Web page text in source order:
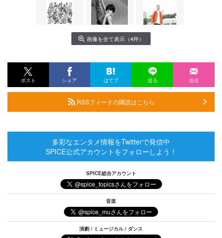
画像を全て表示（4件）
ポスト シェア はてブ 送る 送信
RSSフィードの購読はこちら
多彩なエンタメ情報をTwitterで発信中
SPICE公式アカウントをフォローしよう！
SPICE総合アカウント
音楽
演劇 / ミュージカル / ダンス